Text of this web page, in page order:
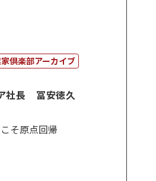
倶楽部アーカイブ
社長 冨安徳久
そ原点回帰